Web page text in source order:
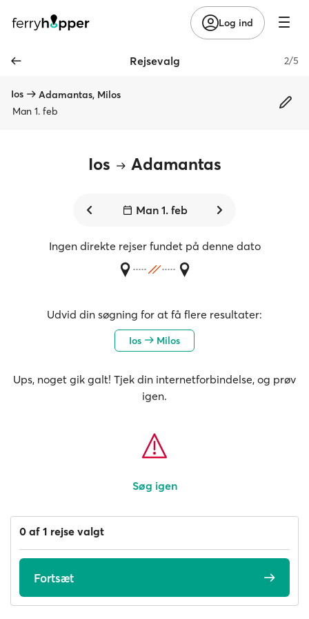
Log ind
Rejsevalg 2/5
Ios
Adamantas, Milos
Man 1. feb
Ios Adamantas
Man 1. feb
Ingen direkte rejser fundet på denne dato
Udvid din søgning for at få flere resultater:
Ios Milos
Ups, noget gik galt! Tjek din internetforbindelse, og prøv
igen.
Søg igen
0 af 1 rejse valgt
Fortsæt